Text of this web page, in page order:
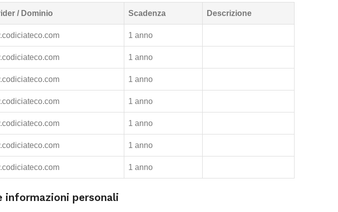
/ Dominio Scadenza Descrizione
1 anno
1 anno
1 anno
1 anno
1 anno
1 anno
1 anno
informazioni personali